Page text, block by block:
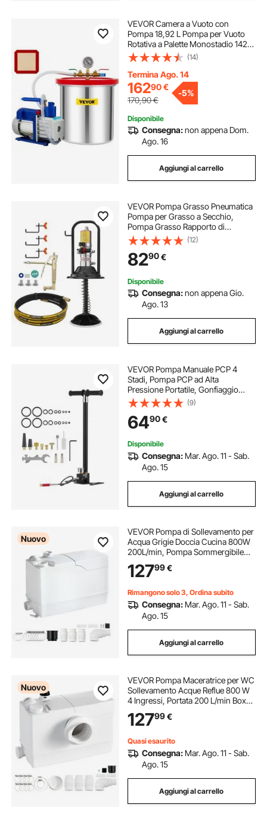
VEVOR Camera a Vuoto con
Pompa 18,92 L Pompa per Vuoto
Rotativa a Palette Monostadio 142
L/min Set di Utensili Pneumatici
HVAC 110 V per Stabilizzare Legno,
Siliconi Degasanti, Resine
Epossidiche
(14)
Termina Ago. 14
16290€
170,90€
-5%
Disponibile
Consegna:non appena Dom.
Ago. 16
Aggiungi al carrello
VEVOR Pompa Grasso Pneumatica
Pompa per Grasso a Secchio,
Pompa Grasso Rapporto di
Pressione 50:1 con Tubo da 4 Metri
Pistola per Grasso, Kit di Pompa per
Lubrificazione 0,6-0,8 MPa Tappo
Avvolgitubo
(12)
8290€
Disponibile
Consegna:non appena Gio.
Ago. 13
Aggiungi al carrello
VEVOR Pompa Manuale PCP 4
Stadi, Pompa PCP ad Alta
Pressione Portatile, Gonfiaggio
Pneumatici Bici Pressione max 40
MPa con Filtro Olio-Umidità
Manometro Display Lunghezza del
Tubo Flessibile 56 cm
(9)
6490€
Disponibile
Consegna: Mar. Ago. 11 - Sab.
Ago. 15
Aggiungi al carrello
Nuovo
VEVOR Pompa di Sollevamento per
Acqua Grigie Doccia Cucina 800W
200L/min, Pompa Sommergibile
per Acque Grigie Sistema
Separazione Acqua-Elettricità,
Bagno, Lavello
12799€
Rimangono solo 3, Ordina subito
Consegna: Mar. Ago. 11 - Sab.
Ago. 15
Aggiungi al carrello
Nuovo
VEVOR Pompa Maceratrice per WC
Sollevamento Acque Reflue 800 W
4 Ingressi, Portata 200 L/min Box
Doccia Lavandino da Cucina,
Pompa Sanitaria Bagno,
Prevalenza 10 m
12799€
Quasi esaurito
Consegna: Mar. Ago. 11 - Sab.
Ago. 15
Aggiungi al carrello